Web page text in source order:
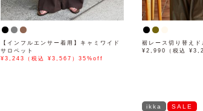
【インフルエンサー着用】キャミワイド
サロペット
¥3,243（税込 ¥3,567）35%off
裾レース切り替え
¥2,990（税込
ikka
SALE